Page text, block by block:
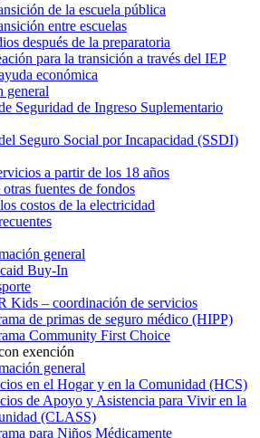
de la escuela pública
entre escuelas
después de la preparatoria
para la transición a través del IEP
económica
general
Seguridad de Ingreso Suplementario
Seguro Social por Incapacidad (SSDI)
a partir de los 18 años
fuentes de fondos
costos de la electricidad
general
Buy-In
Kids – coordinación de servicios
de primas de seguro médico (HIPP)
Community First Choice
exención
general
en el Hogar y en la Comunidad (HCS)
de Apoyo y Asistencia para Vivir en la
(CLASS)
para Niños Médicamente